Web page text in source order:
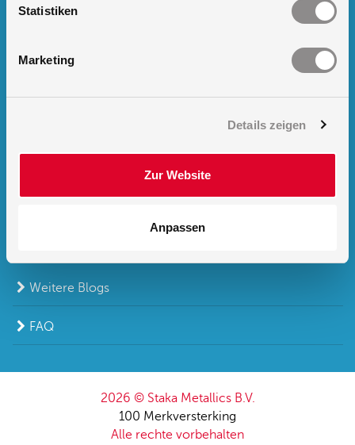
Statistiken
Marketing
Details zeigen
Zur Website
Anpassen
Prozesseffizienz
Staka Schaltschränke
Anti-Plakatier-Struktur
Erfolgreiche Teilnahme an Elektrofachmesse
Weitere Blogs
FAQ
2026 © Staka Metallics B.V.
100 Merkversterking
Alle rechte vorbehalten